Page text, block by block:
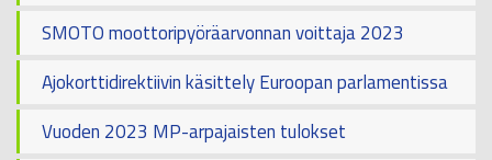
SMOTO moottoripyöräarvonnan voittaja 2023
Ajokorttidirektiivin käsittely Euroopan parlamentissa
Vuoden 2023 MP-arpajaisten tulokset